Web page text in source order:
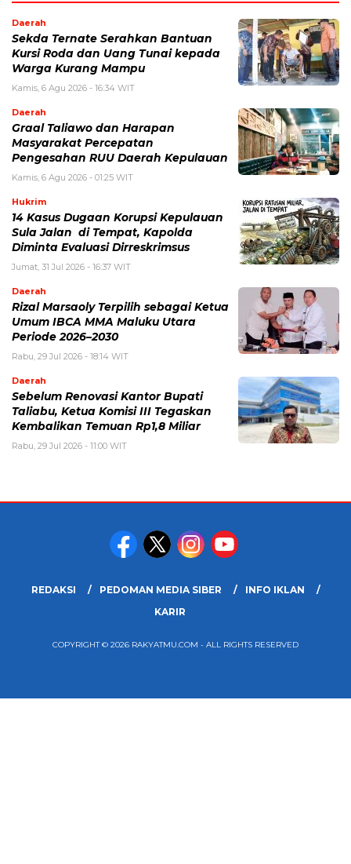
Daerah
Sekda Ternate Serahkan Bantuan
Kursi Roda dan Uang Tunai kepada
Warga Kurang Mampu
Kamis, 6 Agu 2026 - 16:34 WIT
Daerah
Graal Taliawo dan Harapan
Masyarakat Percepatan
Pengesahan RUU Daerah Kepulauan
Kamis, 6 Agu 2026 - 01:25 WIT
Hukrim
14 Kasus Dugaan Korupsi Kepulauan
Sula Jalan di Tempat, Kapolda
Diminta Evaluasi Dirreskrimsus
Jumat, 31 Jul 2026 - 16:37 WIT
Daerah
Rizal Marsaoly Terpilih sebagai Ketua
Umum IBCA MMA Maluku Utara
Periode 2026–2030
Rabu, 29 Jul 2026 - 18:14 WIT
Daerah
Sebelum Renovasi Kantor Bupati
Taliabu, Ketua Komisi III Tegaskan
Kembalikan Temuan Rp1,8 Miliar
Rabu, 29 Jul 2026 - 11:00 WIT
REDAKSI PEDOMAN MEDIA SIBER
INFO IKLAN
KARIR
COPYRIGHT © 2026 RAKYATMU.COM - ALL RIGHTS RESERVED